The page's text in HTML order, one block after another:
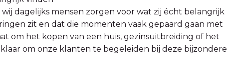
dagelijks mensen zorgen voor wat zij écht belangrijk
zit en dat die momenten vaak gepaard gaan met
om het kopen van een huis, gezinsuitbreiding of het
om onze klanten te begeleiden bij deze bijzondere